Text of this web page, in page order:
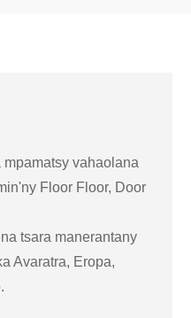
mpamatsy vahaolana
Floor Floor, Door
tsara manerantany
Avaratra, Eropa,